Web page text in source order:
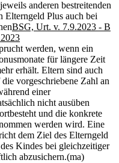
anderen bestreitenden
Elterngeld Plus auch bei
BSG, Urt. v. 7.9.2023 - B
werden, wenn ein
für längere Zeit
erhält. Eltern sind auch
vorgeschriebene Zahl an
einer
nicht ausüben
und die konkrete
werden wird. Eine
dem Ziel des Elterngeld
Kindes bei gleichzeitiger
abzusichern.(ma)